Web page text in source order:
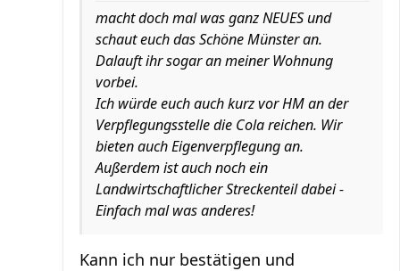
macht doch mal was ganz NEUES und
schaut euch das Schöne Münster an.
Dalauft ihr sogar an meiner Wohnung
vorbei.
Ich würde euch auch kurz vor HM an der
Verpflegungsstelle die Cola reichen. Wir
bieten auch Eigenverpflegung an.
Außerdem ist auch noch ein
Landwirtschaftlicher Streckenteil dabei -
Einfach mal was anderes!
Kann ich nur bestätigen und